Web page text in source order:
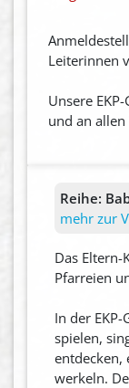
Leiterinnen
Unsere
und an allen
Reihe:
mehr zur
Das
Pfarreien
In der
spielen,
entdecken,
werkeln.